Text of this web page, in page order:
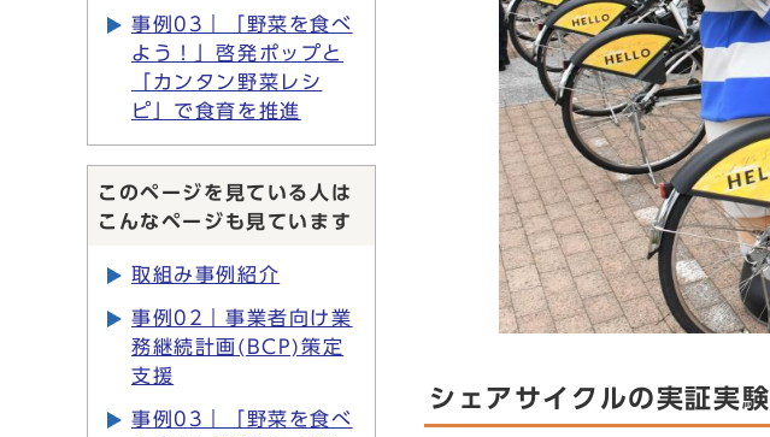
シェアサイクルの実証実験
事例03｜「野菜を食べ
よう！」啓発ポップと
「カンタン野菜レシ
ピ」で食育を推進
このページを見ている人は
こんなページも見ています
取組み事例紹介
事例02｜事業者向け業
務継続計画(BCP)策定
支援
事例03｜「野菜を食べ